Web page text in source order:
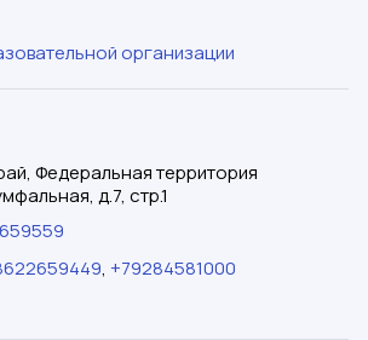
организации
Федеральная территория
д.7, стр.1
, +79284581000